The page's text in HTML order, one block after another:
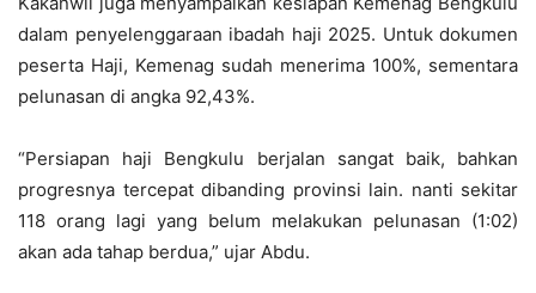
dalam penyelenggaraan ibadah haji 2025. Untuk dokumen
peserta Haji, Kemenag sudah menerima 100%, sementara
pelunasan di angka 92,43%.
“Persiapan haji Bengkulu berjalan sangat baik, bahkan
progresnya tercepat dibanding provinsi lain. nanti sekitar
118 orang lagi yang belum melakukan pelunasan (1:02)
akan ada tahap berdua,” ujar Abdu.